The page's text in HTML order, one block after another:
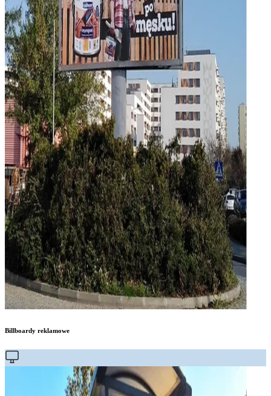
Billboardy reklamowe